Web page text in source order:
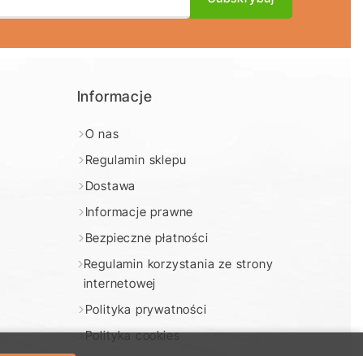
Informacje
O nas
Regulamin sklepu
Dostawa
Informacje prawne
Bezpieczne płatności
Regulamin korzystania ze strony
internetowej
Polityka prywatności
Polityka cookies